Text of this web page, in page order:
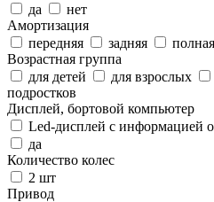
да
нет
Амортизация
передняя
задняя полная
Возрастная группа
для детей
для взрослых
подростков
Дисплей, бортовой компьютер
Led-дисплей c информацией о
да
Количество колес
2 шт
Привод